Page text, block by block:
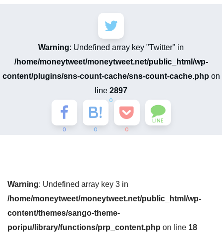
Warning: Undefined array key "Twitter" in
/home/moneytweet/moneytweet.net/public_html/wp-
content/plugins/sns-count-cache/sns-count-cache.php on
line 2897
0
0 0 0
LINE
Warning: Undefined array key 3 in
/home/moneytweet/moneytweet.net/public_html/wp-
content/themes/sango-theme-
poripu/library/functions/prp_content.php on line 18